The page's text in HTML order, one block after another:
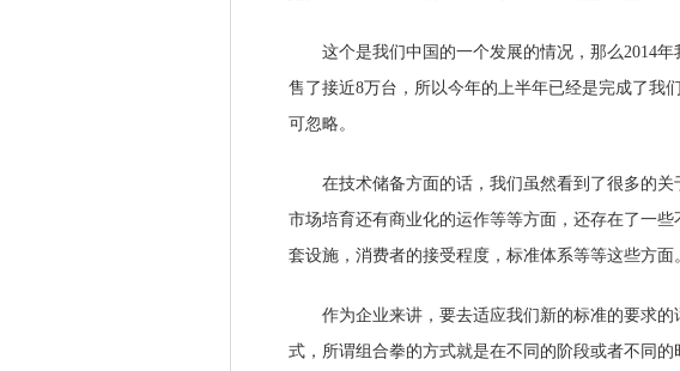
这个是我们中国的一个发展的情况，那么2014年
售了接近8万台，所以今年的上半年已经是完成了我
可忽略。
在技术储备方面的话，我们虽然看到了很多的关
市场培育还有商业化的运作等等方面，还存在了一
套设施，消费者的接受程度，标准体系等等这些方面
作为企业来讲，要去适应我们新的标准的要求的
式，所谓组合拳的方式就是在不同的阶段或者不同